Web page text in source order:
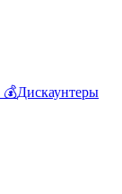
💰Дискаунтеры